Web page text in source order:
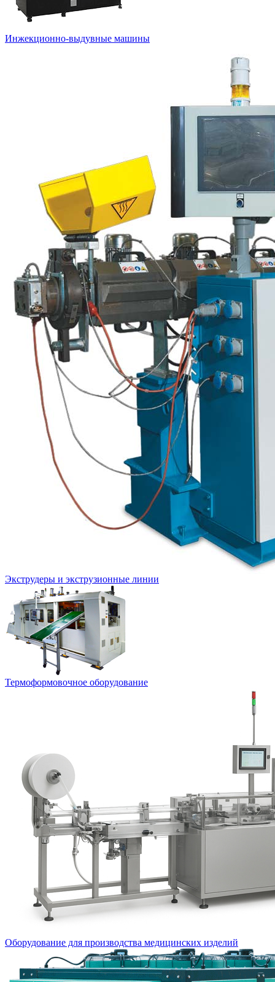
Инжекционно-выдувные машины
Экструдеры и экструзионные линии
Термоформовочное оборудование
Оборудование для производства медицинских изделий